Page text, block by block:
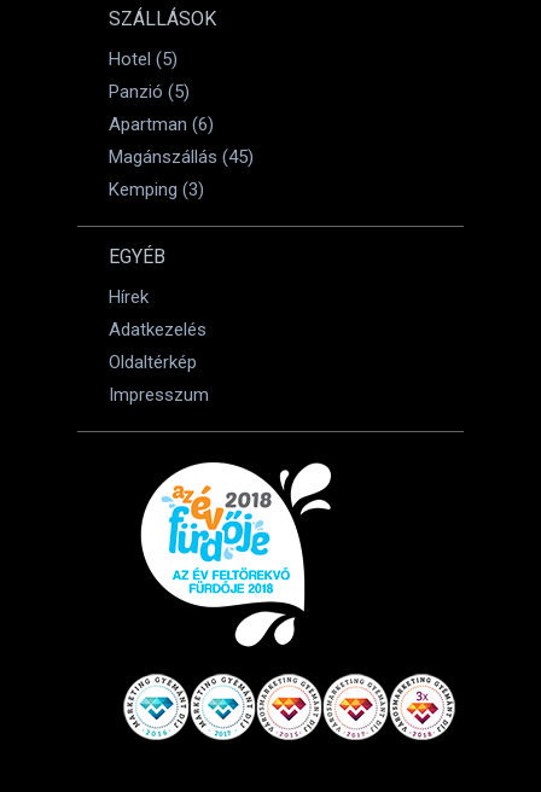
SZÁLLÁSOK
Hotel (5)
Panzió (5)
Apartman (6)
Magánszállás (45)
Kemping (3)
EGYÉB
Hírek
Adatkezelés
Oldaltérkép
Impresszum